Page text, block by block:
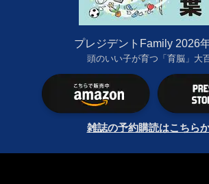
プレジデントFamily 2026
頭のいい子が育つ「育脳」大
雑誌の予約購読はこちら